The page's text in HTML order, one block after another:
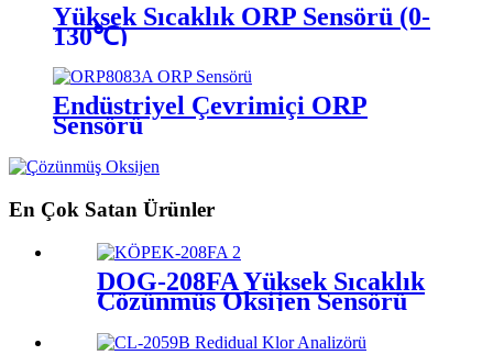
Yüksek Sıcaklık ORP Sensörü (0-
130℃)
Endüstriyel Çevrimiçi ORP
Sensörü
En Çok Satan Ürünler
DOG-208FA Yüksek Sıcaklık
Çözünmüş Oksijen Sensörü